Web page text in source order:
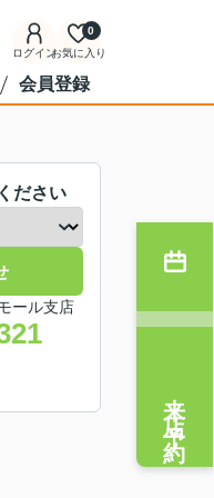
ログインお気に入り
0
会員登録
ださい
ール支店
来店予約